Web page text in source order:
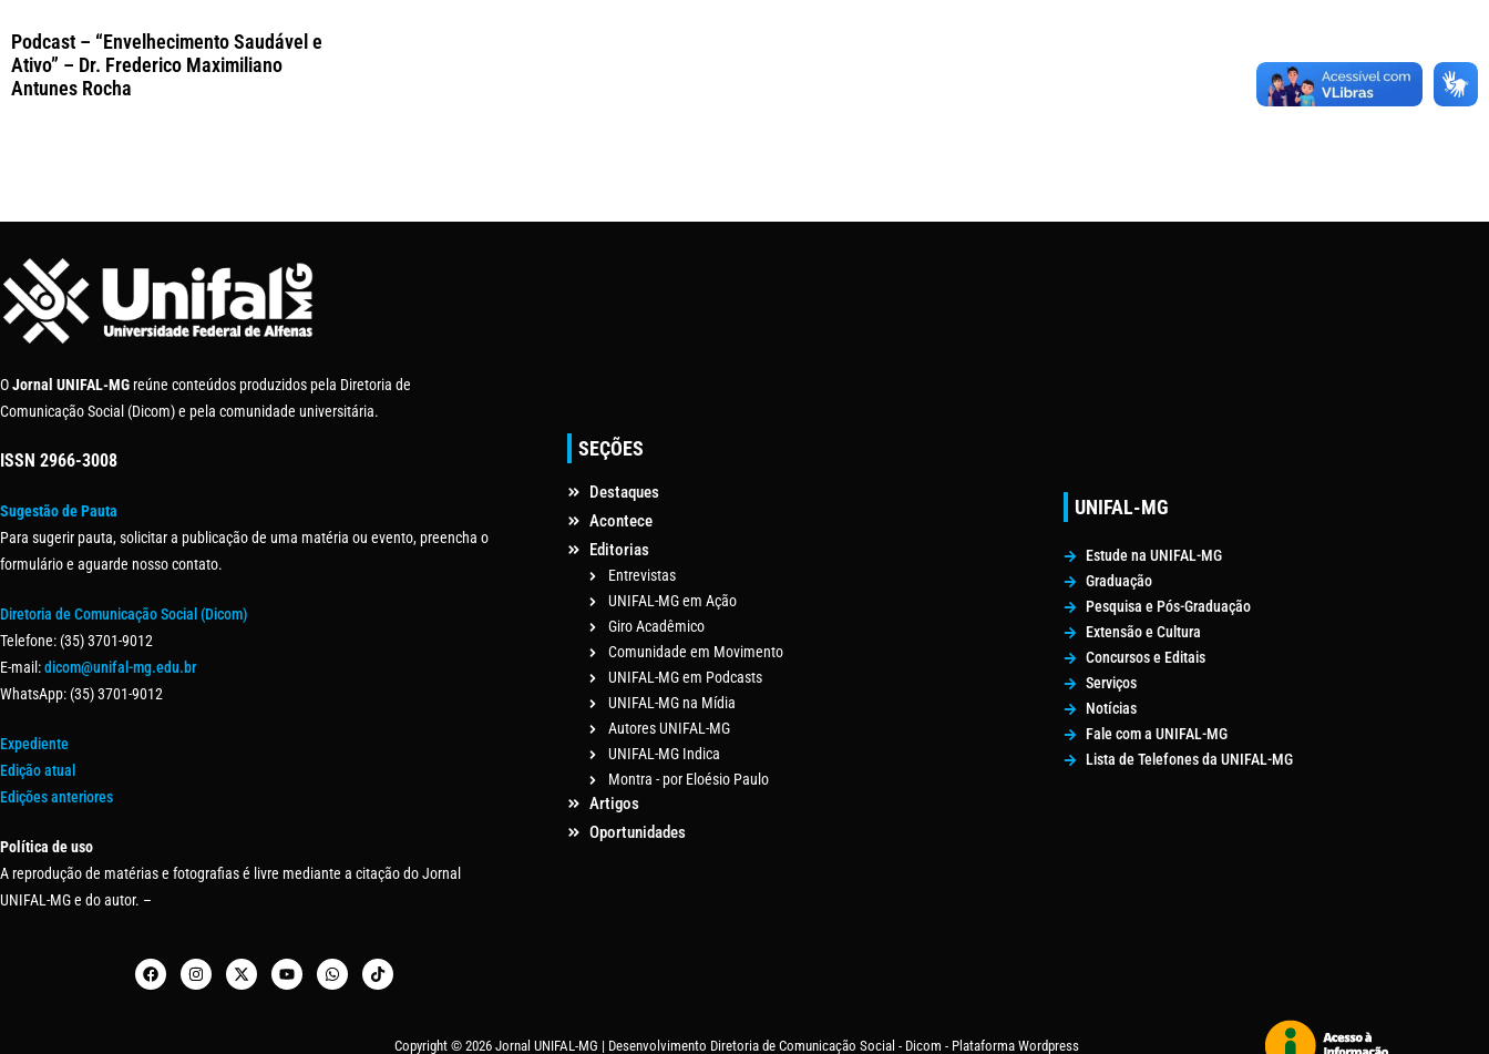
Podcast – “Envelhecimento Saudável e
Ativo” – Dr. Frederico Maximiliano
Antunes Rocha
OJornal UNIFAL-MG reúne conteúdos produzidos pela Diretoria de
Comunicação Social (Dicom) e pela comunidade universitária.
ISSN 2966-3008
Sugestão de Pauta
Para sugerir pauta, solicitar a publicação de uma matéria ou evento, preencha o
formulário e aguarde nosso contato.
Diretoria de Comunicação Social (Dicom)
Telefone: (35) 3701-9012
E-mail:dicom@unifal-mg.edu.br
WhatsApp: (35) 3701-9012
Expediente
Edição atual
Edições anteriores
Política de uso
A reprodução de matérias e fotografias é livre mediante a citação do Jornal
UNIFAL-MG e do autor. –
SEÇÕES
Destaques
Acontece
Editorias
Entrevistas
UNIFAL-MG em Ação
Giro Acadêmico
Comunidade em Movimento
UNIFAL-MG em Podcasts
UNIFAL-MG na Mídia
Autores UNIFAL-MG
UNIFAL-MG Indica
Montra - por Eloésio Paulo
Artigos
Oportunidades
UNIFAL-MG
Estude na UNIFAL-MG
Graduação
Pesquisa e Pós-Graduação
Extensão e Cultura
Concursos e Editais
Serviços
Notícias
Fale com a UNIFAL-MG
Lista de Telefones da UNIFAL-MG
Copyright © 2026 Jornal UNIFAL-MG | Desenvolvimento Diretoria de Comunicação Social - Dicom - Plataforma Wordpress